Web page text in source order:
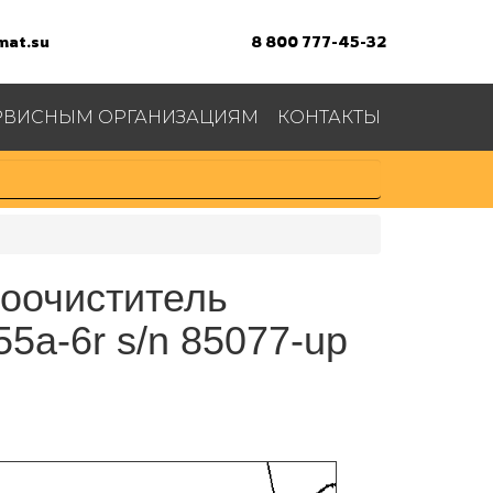
8 800 777-45-32
ОРГАНИЗАЦИЯМ КОНТАКТЫ
6r s/n 85077-up